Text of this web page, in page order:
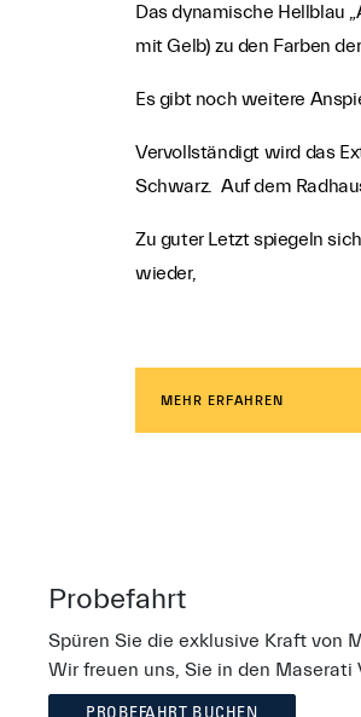
Das dynamische Hellblau
mit Gelb) zu den Farben
Es gibt noch weitere
Vervollständigt wird das
Schwarz. Auf dem
Zu guter Letzt spiegeln
wieder,
MEHR ERFAHREN
Probefahrt
Spüren Sie die exklusive Kraft von
Wir freuen uns, Sie in den
PROBEFAHRT BUCHEN